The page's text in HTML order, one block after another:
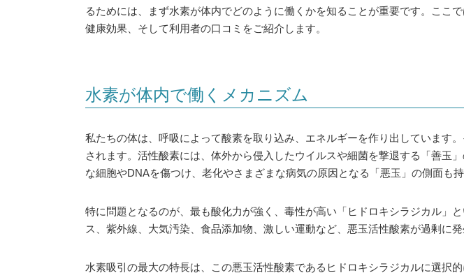
るためには、まず水素が体内でどのように働くかを知ることが重要です。ここ
健康効果、そして利用者の口コミをご紹介します。
水素が体内で働くメカニズム
私たちの体は、呼吸によって酸素を取り込み、エネルギーを作り出しています
されます。活性酸素には、体外から侵入したウイルスや細菌を撃退する「善玉
な細胞やDNAを傷つけ、老化やさまざまな病気の原因となる「悪玉」の側面も持
特に問題となるのが、最も酸化力が強く、毒性が高い「ヒドロキシラジカル」
ス、紫外線、大気汚染、食品添加物、激しい運動など、悪玉活性酸素が過剰に発
水素吸引の最大の特長は、この悪玉活性酸素であるヒドロキシラジカルに選択